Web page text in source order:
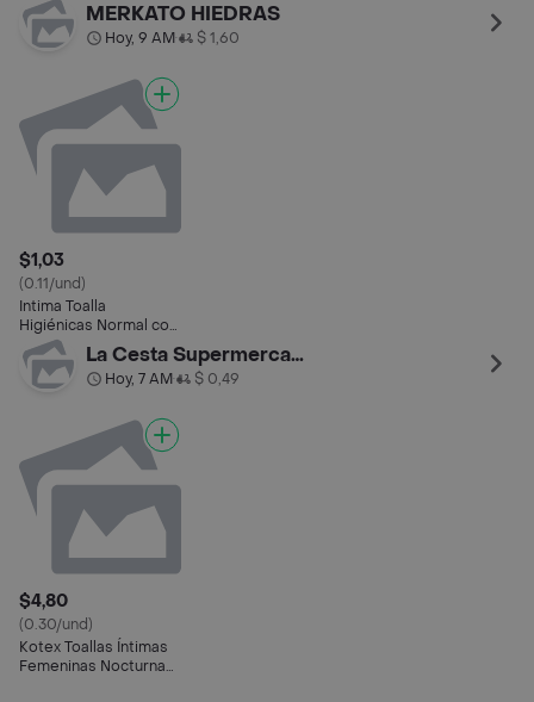
MERKATO HIEDRAS
Hoy, 9 AM• $ 1,60
$1,03
(0.11/und)
Intima Toalla
Higiénicas Normal con
Alas Sistema Hiper
Sec
La Cesta Supermercado
Hoy, 7 AM• $ 0,49
$4,80
(0.30/und)
Kotex Toallas Íntimas
Femeninas Nocturnas